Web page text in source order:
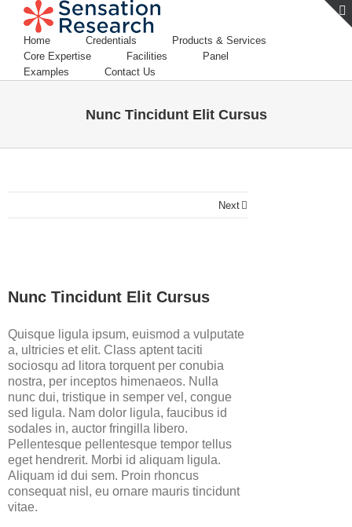
Home Credentials
Products & Services
Core Expertise
Facilities
Panel
Examples
Contact Us
Nunc Tincidunt Elit Cursus
Next
Image
Nunc Tincidunt Elit Cursus
Quisque ligula ipsum, euismod a vulputate
a, ultricies et elit. Class aptent taciti
sociosqu ad litora torquent per conubia
nostra, per inceptos himenaeos. Nulla
nunc dui, tristique in semper vel, congue
sed ligula. Nam dolor ligula, faucibus id
sodales in, auctor fringilla libero.
Pellentesque pellentesque tempor tellus
eget hendrerit. Morbi id aliquam ligula.
Aliquam id dui sem. Proin rhoncus
consequat nisl, eu ornare mauris tincidunt
vitae.